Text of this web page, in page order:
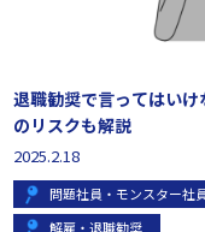
退職勧奨で言ってはい
のリスクも解説
2025.2.18
問題社員・モンスター社
解雇・退職勧奨